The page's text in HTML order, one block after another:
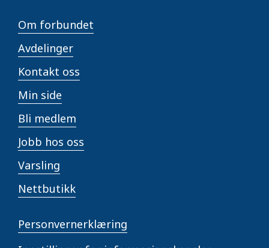
Om forbundet
Avdelinger
Kontakt oss
Min side
Bli medlem
Jobb hos oss
Varsling
Nettbutikk
Personvernerklæring